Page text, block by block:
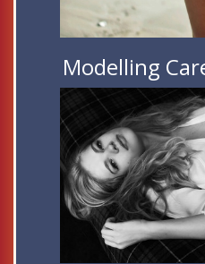
Modelling